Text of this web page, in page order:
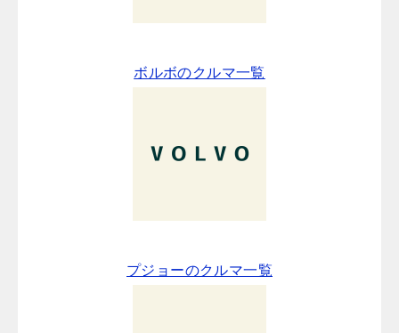
ボルボのクルマ一覧
プジョーのクルマ一覧